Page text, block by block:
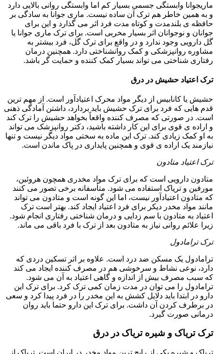
ماریجوانا وابستگی جسمی بسیار کم اما وابستگی روانی بالایی دارد
و به همین خاطر هم ترک آن ساده نیست. ماری جوانا به سادگی بر
حافظه ی بلندمدت و کوتاه مدت فرد اثر می گذارد و این برای
جوانان و نوجوانان اثر بسیار مخربی است. برای ترک ماری جوانا یا
گل دارویی وجود ندارد و در واقع برای ترک گل، فرد بیشتر به
مشاوره روانپزشکی و کمک روانشناختی دارد. همچنین درمان
رفتاری شناختی می تواند بسیار کمک کننده و حمایت گر باشد.
ترک اعتیاد حشیش در درق
حشیش یا کانابیس از دیگر مواد محرک اعتیادآور است. از مهم ترین
قدم هایی که فرد برای ترک حشیش باید بردارد، داشتن آمادگی ذهنی
است. در صورتی که مصرف کننده واقعاً بخواهد حشیش را ترک کند
و اراده ی قوی برای این کار داشته باشید، دکتر روانپزشک می تواند
به او کمک زیادی کند. ترک این ماده به سختی مواد دیگر نیست و تنها
نیازمند یک اراده ی قوی و همچنین پایداری در پاک ماندن است.
ترک اعتیاد متادون
متادون دارویی است که برای ترک مواد مخدری همچون هروئین،
مورفین و تریاک استفاده می شود. متأسفانه برخی تصور می کنند
که متادون اعتیادآور نیست، اما این گونه است و متادون می تواند
مانند مواد مخدر دیکر برای فرد اعتیاد ایجاد کند. بهتر است ترک
اعتیاد به متادون با سم زدایی و درمان شناختی رفتاری انجام شود.
زیرا علائم روانی نیاز به متادون بعد از ترک با فرد باقی می ماند.
ترک ترامادول
ترامادول یک مسکن ضد درد است. علاوه بر اثر تسکین دردی که
دارد، نوعی نشاط و سرخوشی هم در مصرف کننده ایجاد می کند
که سبب مصرف بیش از اندازه و گاهی اعتیاد به آن می شود.
ترامادول را می توان در مدت زمان کمی ترک کرد. برای ترک این
دارو در ابتدا باید دلایل کشش به این مخدر را در فرد پیدا کرد و سعی
در برطرف کردن آن داشت. برای ترک این دارو حتما باید روان
درمانی صورت گیرد.
ترک تریاک و شیره تریاک در درق
تریاک و شیره یکی از رایج ترین مواد مخدر در ایران است. تریاک از